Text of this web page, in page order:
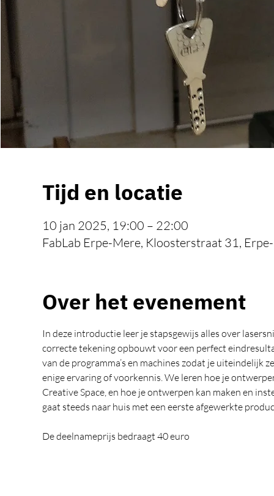
Tijd en locatie
10 jan 2025, 19:00 – 22:00
FabLab Erpe-Mere, Kloosterstraat 31,
Over het evenement
In deze introductie leer je stapsgewijs alles over
correcte tekening opbouwt voor een perfect
van de programma’s en machines zodat je uiteindelijk
enige ervaring of voorkennis. We leren hoe je
Creative Space, en hoe je ontwerpen kan maken en
gaat steeds naar huis met een eerste afgewerkte
De deelnameprijs bedraagt 40 euro